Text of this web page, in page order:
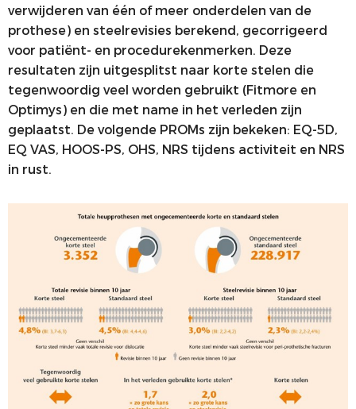
verwijderen van één of meer onderdelen van de
prothese) en steelrevisies berekend, gecorrigeerd
voor patiënt- en procedurekenmerken. Deze
resultaten zijn uitgesplitst naar korte stelen die
tegenwoordig veel worden gebruikt (Fitmore en
Optimys) en die met name in het verleden zijn
geplaatst. De volgende PROMs zijn bekeken: EQ-5D,
EQ VAS, HOOS-PS, OHS, NRS tijdens activiteit en NRS
in rust.